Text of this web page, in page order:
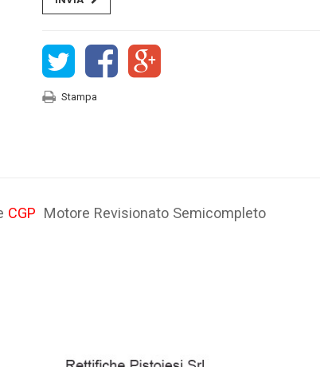
Stampa
CGP Motore Revisionato Semicompleto